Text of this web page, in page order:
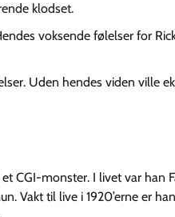
klodset.
voksende følelser for
Uden hendes viden ville
CGI-monster. I livet var han
Vakt til live i 1920’erne er